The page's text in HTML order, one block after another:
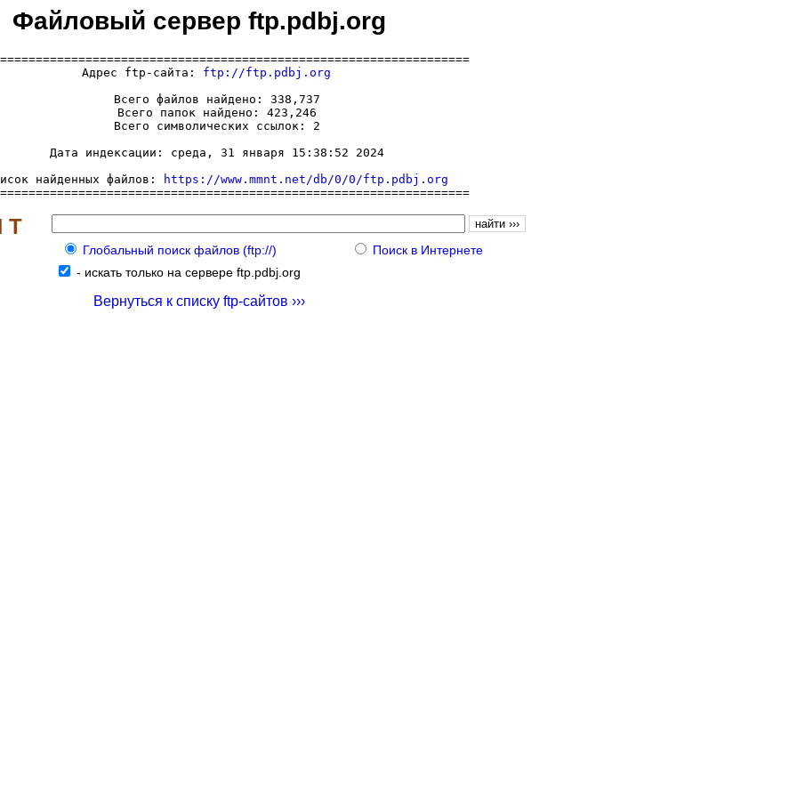
Файловый сервер ftp.pdbj.org
  Адрес ftp-сайта:
ftp://ftp.pdbj.org
     Всего файлов найдено: 338,737
     Всего папок найдено: 423,246
     Всего символических ссылок: 2
     Дата индексации: среда, 31 января 15:38:52 2024
найденных файлов:
https://www.mmnt.net/db/0/0/ftp.pdbj.org
Т
Глобальный поиск файлов (ftp://)
Поиск в Интернете
- искать только на сервере ftp.pdbj.org
Вернуться к списку ftp-сайтов ›››